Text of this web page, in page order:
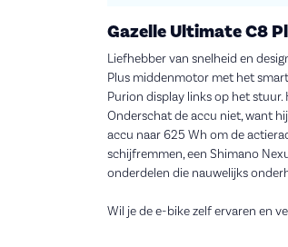
Gazelle Ultimate C8
Liefhebber van snelheid en
Plus middenmotor met het
Purion display links op het
Onderschat de accu niet, want
accu naar 625 Wh om de
schijfremmen, een Shimano
onderdelen die nauwelijks
Wil je de e-bike zelf ervaren en